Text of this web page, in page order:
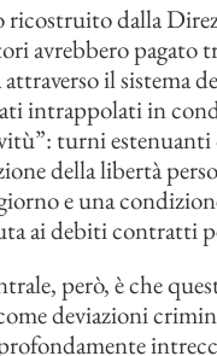
ricostruito dalla
avrebbero pagato
il sistema
intrappolati in
turni
della libertà
e una
ai debiti contratti
però, è che
deviazioni